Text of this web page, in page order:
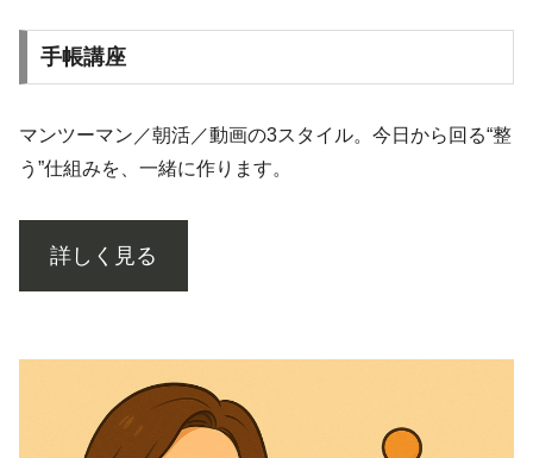
手帳講座
マンツーマン／朝活／動画の3スタイル。今日から回る“整
う”仕組みを、一緒に作ります。
詳しく見る